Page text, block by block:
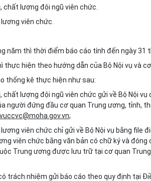
chất lượng đội ngũ viên chức.
viên chức.
năm thì thời điểm báo cáo tính đến ngày 31
hiện theo hướng dẫn của Bộ Nội vụ và
thống kê thực hiện như sau:
chất lượng đội ngũ viên chức gửi về Bộ Nội
người đứng đầu cơ quan Trung ương, tỉnh,
vuccvc@moha.gov.vn;
viên chức chỉ gửi về Bộ Nội vụ bằng file
viên chức bằng văn bản có chữ ký và
Trung ương được lưu trữ tại cơ quan
trách nhiệm gửi báo cáo theo quy định tại